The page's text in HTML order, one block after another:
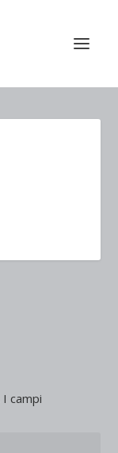
I campi